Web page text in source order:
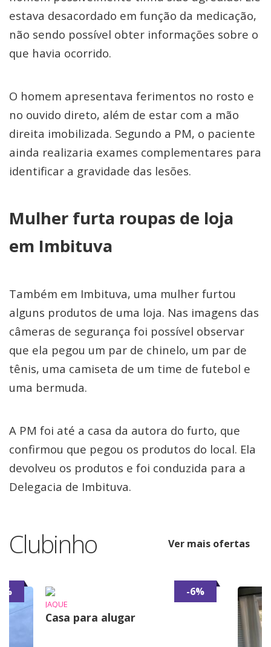
estava desacordado em função da medicação,
não sendo possível obter informações sobre o
que havia ocorrido.
O homem apresentava ferimentos no rosto e
no ouvido direto, além de estar com a mão
direita imobilizada. Segundo a PM, o paciente
ainda realizaria exames complementares para
identificar a gravidade das lesões.
Mulher furta roupas de loja
em Imbituva
Também em Imbituva, uma mulher furtou
alguns produtos de uma loja. Nas imagens das
câmeras de segurança foi possível observar
que ela pegou um par de chinelo, um par de
tênis, uma camiseta de um time de futebol e
uma bermuda.
A PM foi até a casa da autora do furto, que
confirmou que pegou os produtos do local. Ela
devolveu os produtos e foi conduzida para a
Delegacia de Imbituva.
Clubinho Ver mais ofertas
-6%
JAQUE
Casa para alugar